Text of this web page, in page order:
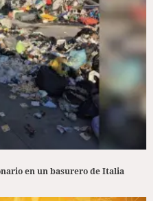
en un basurero de Italia